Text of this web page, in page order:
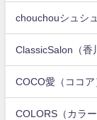
chouchouシュシュ
ClassicSalon（香
COCO愛（ココア
COLORS（カラ